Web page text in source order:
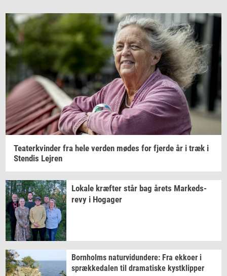
Te­a­ter­kvin­der fra hele ver­den mødes for fjer­de år i træk i
Sten­dis Lej­ren
Lo­ka­le kræf­ter står bag årets Mar­keds­
revy i Ho­ga­ger
Born­holms na­tur­vi­dun­de­re: Fra ek­ko­er i
spræk­ke­da­len til dra­ma­ti­ske kyst­klip­per